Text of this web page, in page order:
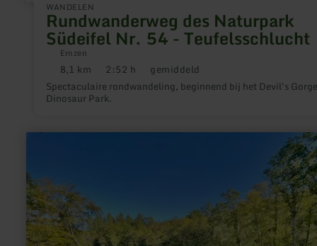
WANDELEN
Rundwanderweg des Naturpark
Südeifel Nr. 54 - Teufelsschlucht
Ernzen
Afstand:
8,1 km Duur:
2:52 h Moeilijkheidsgraad:
gemiddeld
Spectaculaire rondwandeling, beginnend bij het Devil's Gorge
Dinosaur Park.
meer
Kombi-
Route
Hängebrücke
Irreler
Wasserfälle
-
Prümzurlay